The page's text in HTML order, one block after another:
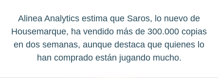
Alinea Analytics estima que Saros, lo nuevo de
Housemarque, ha vendido más de 300.000 copias
en dos semanas, aunque destaca que quienes lo
han comprado están jugando mucho.